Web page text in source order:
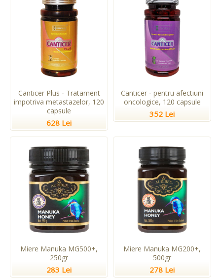
Canticer Plus - Tratament
impotriva metastazelor, 120
capsule
628 Lei
Canticer - pentru afectiuni
oncologice, 120 capsule
352 Lei
Miere Manuka MG500+,
250gr
283 Lei
Miere Manuka MG200+,
500gr
278 Lei